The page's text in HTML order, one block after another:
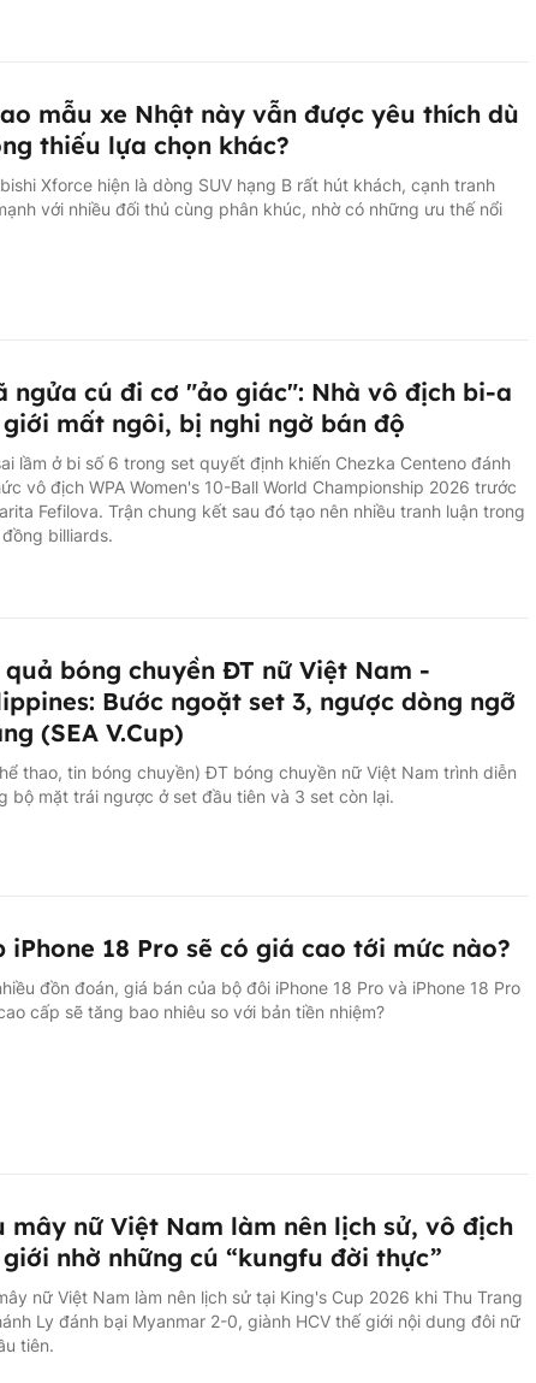
mẫu xe Nhật này vẫn được yêu thích dù
thiếu lựa chọn khác?
Xforce hiện là dòng SUV hạng B rất hút khách, cạnh tranh
với nhiều đối thủ cùng phân khúc, nhờ có những ưu thế nổi
ngửa cú đi cơ "ảo giác": Nhà vô địch bi-a
mất ngôi, bị nghi ngờ bán độ
lầm ở bi số 6 trong set quyết định khiến Chezka Centeno đánh
vô địch WPA Women's 10-Ball World Championship 2026 trước
Fefilova. Trận chung kết sau đó tạo nên nhiều tranh luận trong
billiards.
quả bóng chuyền ĐT nữ Việt Nam -
Bước ngoặt set 3, ngược dòng ngỡ
(SEA V.Cup)
thao, tin bóng chuyền) ĐT bóng chuyền nữ Việt Nam trình diễn
bộ mặt trái ngược ở set đầu tiên và 3 set còn lại.
iPhone 18 Pro sẽ có giá cao tới mức nào?
đồn đoán, giá bán của bộ đôi iPhone 18 Pro và iPhone 18 Pro
cấp sẽ tăng bao nhiêu so với bản tiền nhiệm?
mây nữ Việt Nam làm nên lịch sử, vô địch
nhờ những cú “kungfu đời thực”
nữ Việt Nam làm nên lịch sử tại King's Cup 2026 khi Thu Trang
Ly đánh bại Myanmar 2-0, giành HCV thế giới nội dung đôi nữ
tiên.